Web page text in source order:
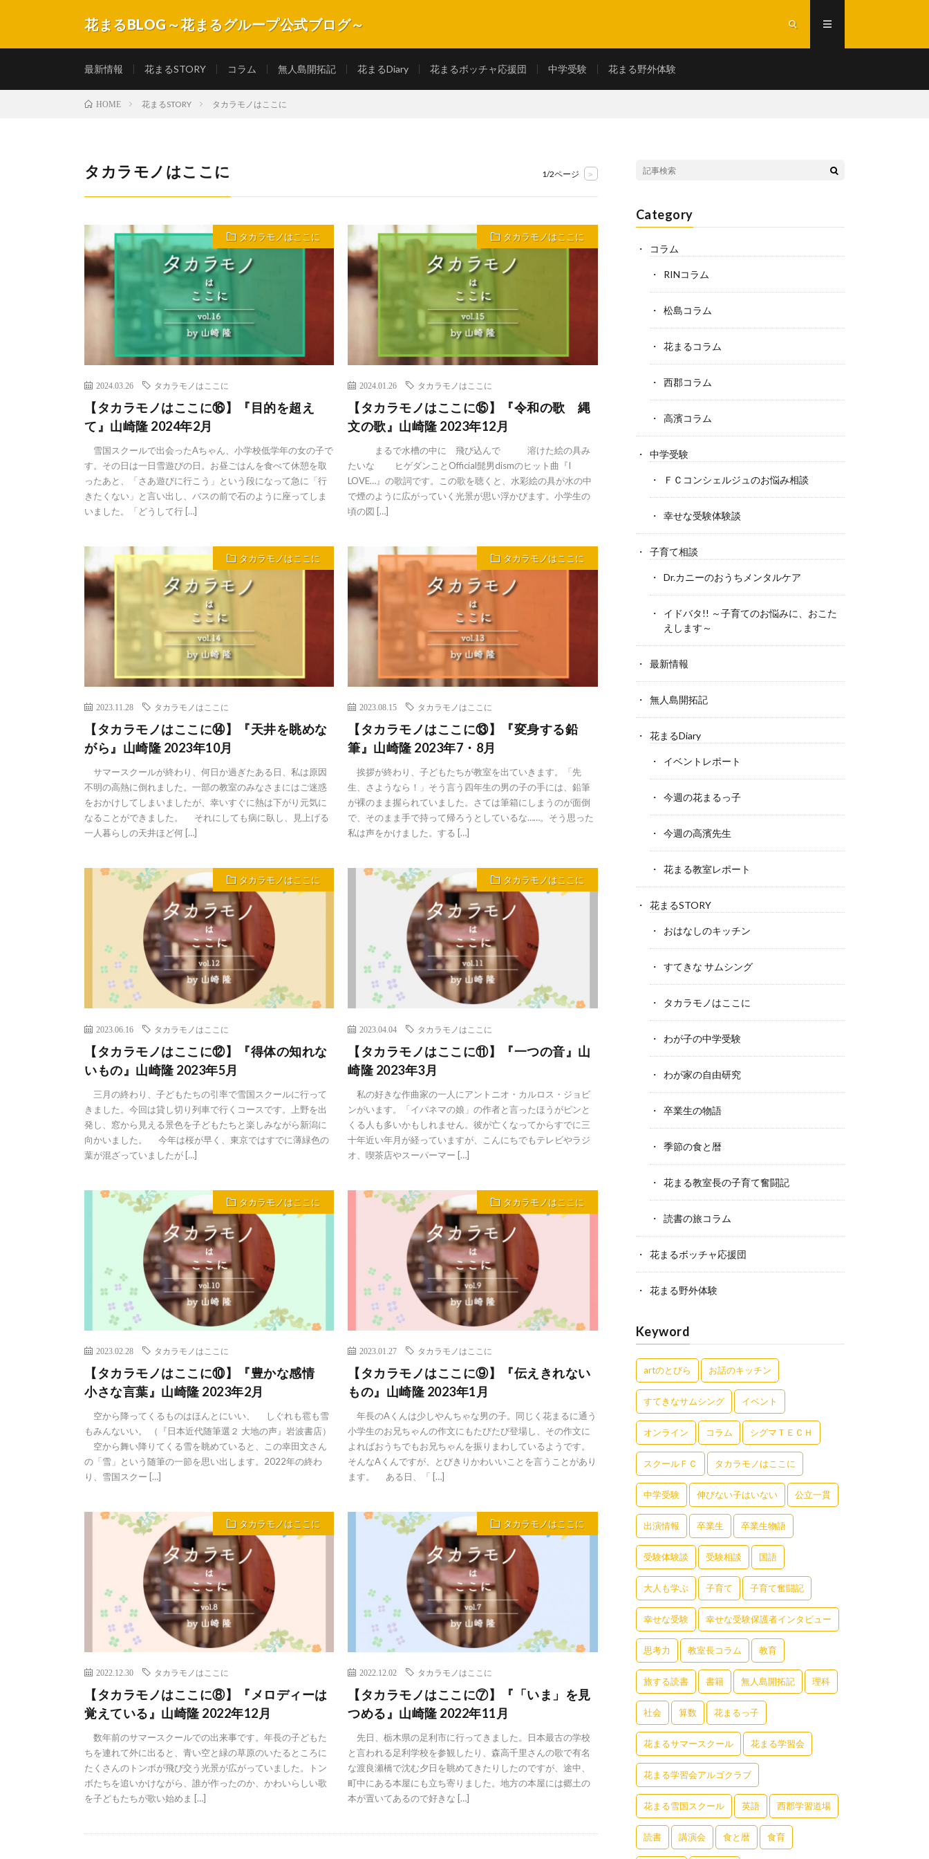
花まるBLOG～花まるグループ公式ブログ～
最新情報 花まるSTORY コラム 無人島開拓記 花まるDiary 花まるボッチャ応援団 中学受験 花まる野外体験
HOME 花まるSTORY タカラモノはここに
タカラモノはここに 1/2ページ >
タカラモノはここに
2024.03.26 タカラモノはここに
【タカラモノはここに⑯】『目的を超え
て』山崎隆 2024年2月
雪国スクールで出会ったAちゃん、小学校低学年の女の子で
す。その日は一日雪遊びの日。お昼ごはんを食べて休憩を取
ったあと、「さあ遊びに行こう」という段になって急に「行
きたくない」と言い出し、バスの前で石のように座ってしま
いました。「どうして行 […]
タカラモノはここに
2024.01.26 タカラモノはここに
【タカラモノはここに⑮】『令和の歌 縄
文の歌』山崎隆 2023年12月
まるで水槽の中に 飛び込んで 溶けた絵の具み
たいな ヒゲダンことOfficial髭男dismのヒット曲『I
LOVE…』の歌詞です。この歌を聴くと、水彩絵の具が水の中
で煙のように広がっていく光景が思い浮かびます。小学生の
頃の図 […]
タカラモノはここに
2023.11.28 タカラモノはここに
【タカラモノはここに⑭】『天井を眺めな
がら』山崎隆 2023年10月
サマースクールが終わり、何日か過ぎたある日、私は原因
不明の高熱に倒れました。一部の教室のみなさまにはご迷惑
をおかけしてしまいましたが、幸いすぐに熱は下がり元気に
なることができました。 それにしても病に臥し、見上げる
一人暮らしの天井ほど何 […]
タカラモノはここに
2023.08.15 タカラモノはここに
【タカラモノはここに⑬】『変身する鉛
筆』山崎隆 2023年7・8月
挨拶が終わり、子どもたちが教室を出ていきます。「先
生、さようなら！」そう言う四年生の男の子の手には、鉛筆
が裸のまま握られていました。さては筆箱にしまうのが面倒
で、そのまま手で持って帰ろうとしているな……。そう思った
私は声をかけました。する […]
タカラモノはここに
2023.06.16 タカラモノはここに
【タカラモノはここに⑫】『得体の知れな
いもの』山崎隆 2023年5月
三月の終わり、子どもたちの引率で雪国スクールに行って
きました。今回は貸し切り列車で行くコースです。上野を出
発し、窓から見える景色を子どもたちと楽しみながら新潟に
向かいました。 今年は桜が早く、東京ではすでに薄緑色の
葉が混ざっていましたが […]
タカラモノはここに
2023.04.04 タカラモノはここに
【タカラモノはここに⑪】『一つの音』山
崎隆 2023年3月
私の好きな作曲家の一人にアントニオ・カルロス・ジョビ
ンがいます。「イパネマの娘」の作者と言ったほうがピンと
くる人も多いかもしれません。彼が亡くなってからすでに三
十年近い年月が経っていますが、こんにちでもテレビやラジ
オ、喫茶店やスーパーマー […]
タカラモノはここに
2023.02.28 タカラモノはここに
【タカラモノはここに⑩】『豊かな感情
小さな言葉』山崎隆 2023年2月
空から降ってくるものはほんとにいい、 しぐれも雹も雪
もみんないい。 （『日本近代随筆選２ 大地の声』岩波書店）
空から舞い降りてくる雪を眺めていると、この幸田文さん
の「雪」という随筆の一節を思い出します。2022年の終わ
り、雪国スクー […]
タカラモノはここに
2023.01.27 タカラモノはここに
【タカラモノはここに⑨】『伝えきれない
もの』山崎隆 2023年1月
年長のAくんは少しやんちゃな男の子。同じく花まるに通う
小学生のお兄ちゃんの作文にもたびたび登場し、その作文に
よればおうちでもお兄ちゃんを振りまわしているようです。
そんなAくんですが、とびきりかわいいことを言うことがあり
ます。 ある日、「 […]
タカラモノはここに
2022.12.30 タカラモノはここに
【タカラモノはここに⑧】『メロディーは
覚えている』山崎隆 2022年12月
数年前のサマースクールでの出来事です。年長の子どもた
ちを連れて外に出ると、青い空と緑の草原のいたるところに
たくさんのトンボが飛び交う光景が広がっていました。トン
ボたちを追いかけながら、誰が作ったのか、かわいらしい歌
を子どもたちが歌い始めま […]
タカラモノはここに
2022.12.02 タカラモノはここに
【タカラモノはここに⑦】『「いま」を見
つめる』山崎隆 2022年11月
先日、栃木県の足利市に行ってきました。日本最古の学校
と言われる足利学校を参観したり、森高千里さんの歌で有名
な渡良瀬橋で沈む夕日を眺めてきたりしたのですが、途中、
町中にある本屋にも立ち寄りました。地方の本屋には郷土の
本が置いてあるので好きな […]
Category
コラム
RINコラム
松島コラム
花まるコラム
西郡コラム
高濱コラム
中学受験
ＦＣコンシェルジュのお悩み相談
幸せな受験体験談
子育て相談
Dr.カニーのおうちメンタルケア
イドバタ!! ～子育てのお悩みに、おこた
えします～
最新情報
無人島開拓記
花まるDiary
イベントレポート
今週の花まるっ子
今週の高濱先生
花まる教室レポート
花まるSTORY
おはなしのキッチン
すてきな サムシング
タカラモノはここに
わが子の中学受験
わが家の自由研究
卒業生の物語
季節の食と暦
花まる教室長の子育て奮闘記
読書の旅コラム
花まるボッチャ応援団
花まる野外体験
Keyword
artのとびら お話のキッチン
すてきなサムシング イベント
オンライン コラム シグマＴＥＣＨ
スクールＦＣ タカラモノはここに
中学受験 伸びない子はいない 公立一貫
出演情報 卒業生 卒業生物語
受験体験談 受験相談 国語
大人も学ぶ 子育て 子育て奮闘記
幸せな受験 幸せな受験保護者インタビュー
思考力 教室長コラム 教育
旅する読書 書籍 無人島開拓記 理科
社会 算数 花まるっ子
花まるサマースクール 花まる学習会
花まる学習会アルゴクラブ
花まる雪国スクール 英語 西郡学習道場
読書 講演会 食と暦 食育